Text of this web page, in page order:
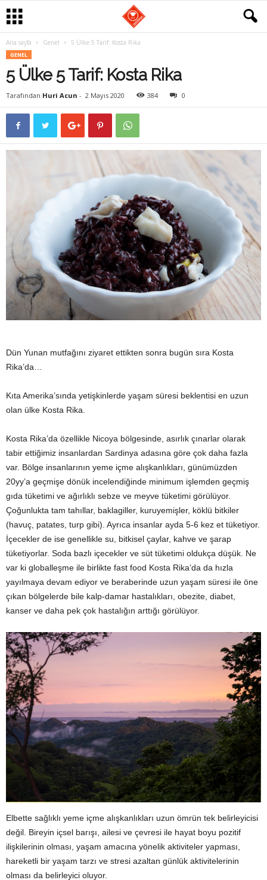
Ana sayfa Genel 5 Ülke 5 Tarif: Kosta Rika
GENEL
5 Ülke 5 Tarif: Kosta Rika
Tarafından Huri Acun - 2 Mayıs 2020 384 0
Dün Yunan mutfağını ziyaret ettikten sonra bugün sıra Kosta
Rika’da…
Kıta Amerika’sında yetişkinlerde yaşam süresi beklentisi en uzun
olan ülke Kosta Rika.
Kosta Rika’da özellikle Nicoya bölgesinde, asırlık çınarlar olarak
tabir ettiğimiz insanlardan Sardinya adasına göre çok daha fazla
var. Bölge insanlarının yeme içme alışkanlıkları, günümüzden
20yy’a geçmişe dönük incelendiğinde minimum işlemden geçmiş
gıda tüketimi ve ağırlıklı sebze ve meyve tüketimi görülüyor.
Çoğunlukta tam tahıllar, baklagiller, kuruyemişler, köklü bitkiler
(havuç, patates, turp gibi). Ayrıca insanlar ayda 5-6 kez et tüketiyor.
İçecekler de ise genellikle su, bitkisel çaylar, kahve ve şarap
tüketiyorlar. Soda bazlı içecekler ve süt tüketimi oldukça düşük. Ne
var ki globalleşme ile birlikte fast food Kosta Rika’da da hızla
yayılmaya devam ediyor ve beraberinde uzun yaşam süresi ile öne
çıkan bölgelerde bile kalp-damar hastalıkları, obezite, diabet,
kanser ve daha pek çok hastalığın arttığı görülüyor.
Elbette sağlıklı yeme içme alışkanlıkları uzun ömrün tek belirleyicisi
değil. Bireyin içsel barışı, ailesi ve çevresi ile hayat boyu pozitif
ilişkilerinin olması, yaşam amacına yönelik aktiviteler yapması,
hareketli bir yaşam tarzı ve stresi azaltan günlük aktivitelerinin
olması da belirleyici oluyor.